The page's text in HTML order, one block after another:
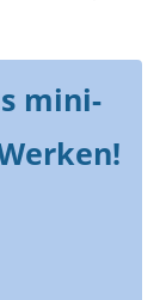
mini-